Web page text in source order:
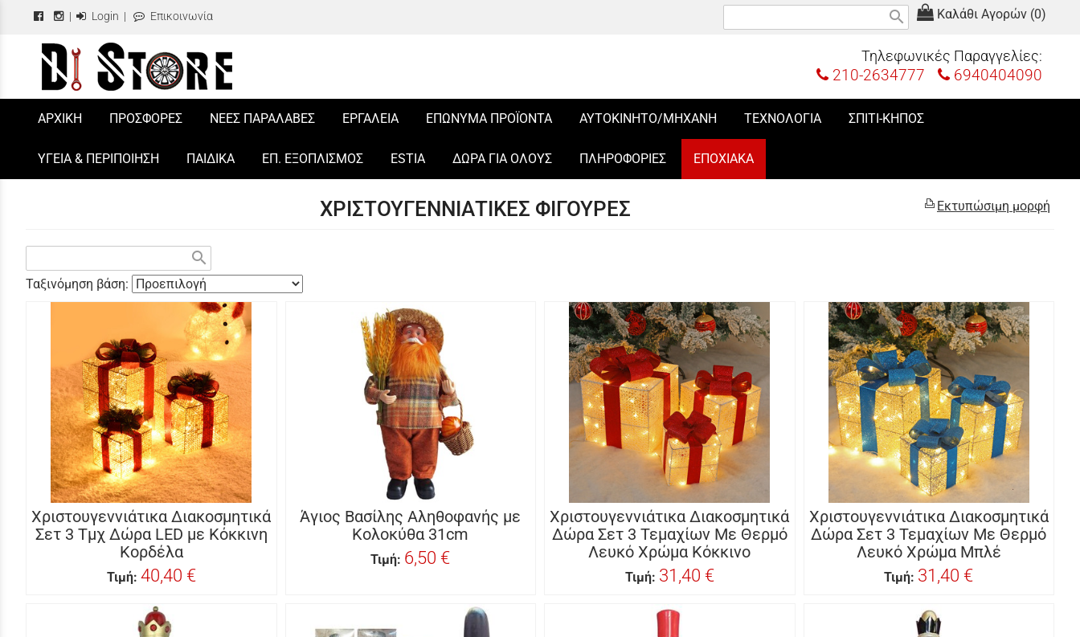
| Login | Επικοινωνία Καλάθι Αγορών (0)
search
Τηλεφωνικές Παραγγελίες:
210-2634777 6940404090
/
ΑΡΧΙΚΗ ΠΡΟΣΦΟΡΕΣ ΝΕΕΣ ΠΑΡΑΛΑΒΕΣ ΕΡΓΑΛΕΙΑ ΕΠΩΝΥΜΑ ΠΡΟΪΟΝΤΑ ΑΥΤΟΚΙΝΗΤΟ/ΜΗΧΑΝΗ ΤΕΧΝΟΛΟΓΙΑ ΣΠΙΤΙ-ΚΗΠΟΣ
ΥΓΕΙΑ & ΠΕΡΙΠΟΙΗΣΗ ΠΑΙΔΙΚΑ ΕΠ. ΕΞΟΠΛΙΣΜΟΣ ESTIA ΔΩΡΑ ΓΙΑ ΟΛΟΥΣ ΠΛΗΡΟΦΟΡΙΕΣ ΕΠΟΧΙΑΚΑ
Εκτυπώσιμη μορφή
ΧΡΙΣΤΟΥΓΕΝΝΙΑΤΙΚΕΣ ΦΙΓΟΥΡΕΣ
search
Ταξινόμηση βάση:
Χριστουγεννιάτικα Διακοσμητικά
Σετ 3 Τμχ Δώρα LED με Κόκκινη
Κορδέλα
Τιμή: 40,40 €
Άγιος Βασίλης Αληθοφανής με
Κολοκύθα 31cm
Τιμή: 6,50 €
Χριστουγεννιάτικα Διακοσμητικά
Δώρα Σετ 3 Τεμαχίων Με Θερμό
Λευκό Χρώμα Κόκκινο
Τιμή: 31,40 €
Χριστουγεννιάτικα Διακοσμητικά
Δώρα Σετ 3 Τεμαχίων Με Θερμό
Λευκό Χρώμα Μπλέ
Τιμή: 31,40 €